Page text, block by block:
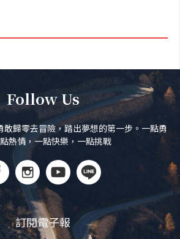
Follow Us
敢歸零去冒險，踏出夢想的第一步。一點勇
熱情，一點快樂，一點挑戰
訂閱電子報